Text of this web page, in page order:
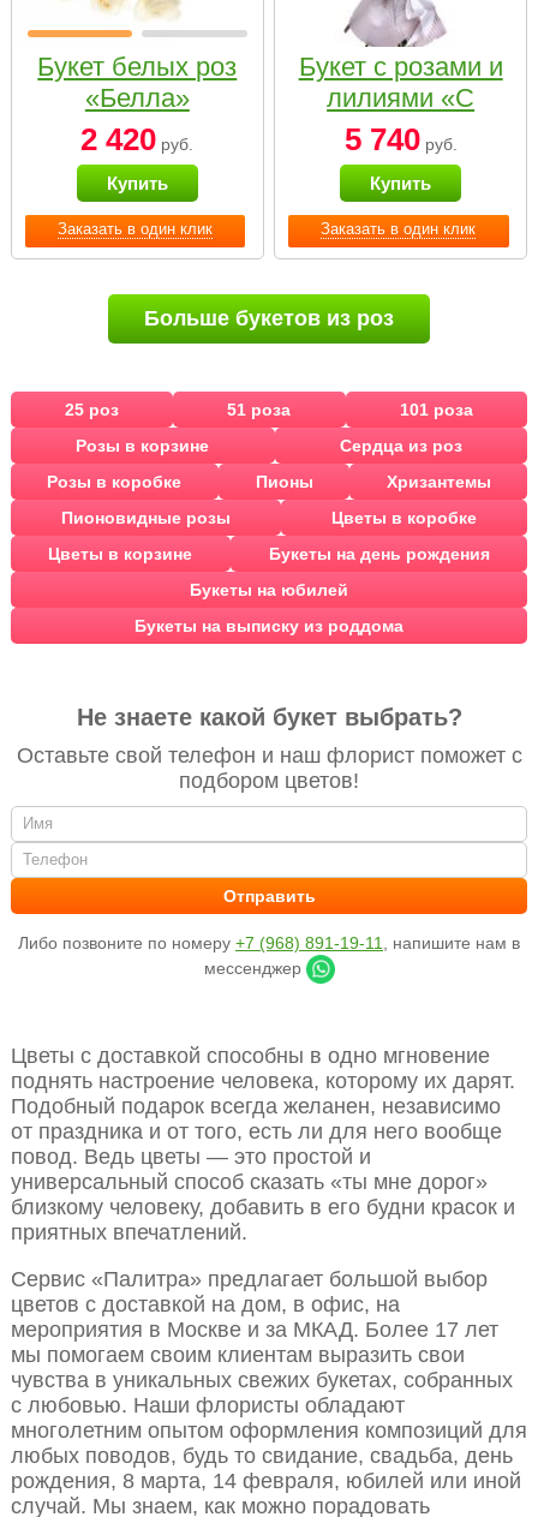
Заказать в один клик
Букет белых роз
«Белла»
2 420 руб.
Купить
Заказать в один клик
Букет с розами и
лилиями «С
наилучшими
пожеланиями»
5 740руб.
Купить
Больше букетов из роз
25 роз 51 роза
101 роза
Розы в корзине
Сердца из роз
Розы в коробке
Пионы
Хризантемы
Пионовидные розы
Цветы в коробке
Цветы в корзине
Букеты на день рождения
Букеты на юбилей
Букеты на выписку из роддома
Не знаете какой букет выбрать?
Оставьте свой телефон и наш флорист поможет с
подбором цветов!
Либо позвоните по номеру +7 (968) 891-19-11
, напишите нам в
мессенджер
Цветы с доставкой способны в одно мгновение
поднять настроение человека, которому их дарят.
Подобный подарок всегда желанен, независимо
от праздника и от того, есть ли для него вообще
повод. Ведь цветы — это простой и
универсальный способ сказать «ты мне дорог»
близкому человеку, добавить в его будни красок и
приятных впечатлений.
Сервис «Палитра» предлагает большой выбор
цветов с доставкой на дом, в офис, на
мероприятия в Москве и за МКАД. Более 17 лет
мы помогаем своим клиентам выразить свои
чувства в уникальных свежих букетах, собранных
с любовью. Наши флористы обладают
многолетним опытом оформления композиций для
любых поводов, будь то свидание, свадьба, день
рождения, 8 марта, 14 февраля, юбилей или иной
случай. Мы знаем, как можно порадовать